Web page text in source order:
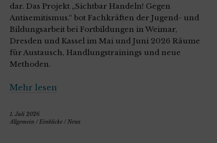
dar. Das Projekt „Sichtbar Handeln! Gegen
Antisemitismus.“ bot Fachkräften der Jugend- und
Bildungsarbeit bei Fortbildungen in Weimar,
Dresden und Kassel im Mai und Juni 2026 Räume
für Austausch, Handlungstrainings und neue
Methoden.
Mehr lesen
1. Juli 2026
Allgemein /Einblicke /News